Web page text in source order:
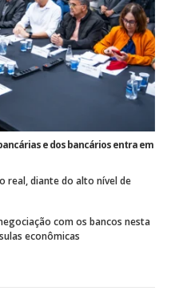
e dos bancários entra em
real, diante do alto nível de
com os bancos nesta
econômicas